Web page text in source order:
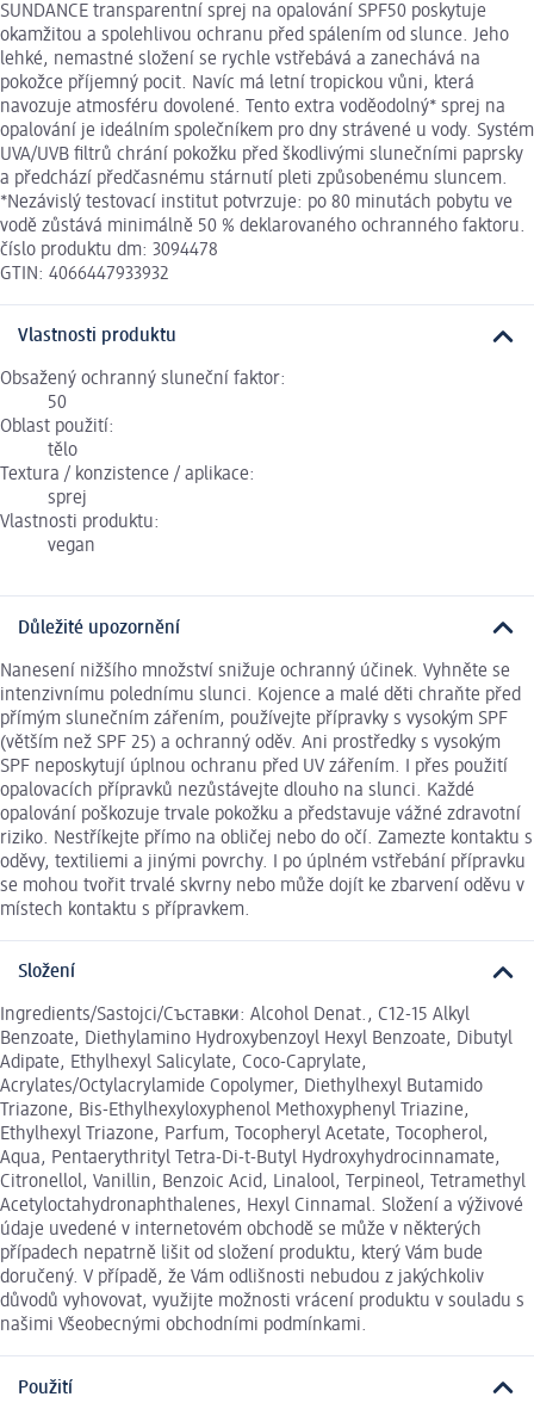
SUNDANCE transparentní sprej na opalování SPF50 poskytuje
okamžitou a spolehlivou ochranu před spálením od slunce. Jeho
lehké, nemastné složení se rychle vstřebává a zanechává na
pokožce příjemný pocit. Navíc má letní tropickou vůni, která
navozuje atmosféru dovolené. Tento extra voděodolný* sprej na
opalování je ideálním společníkem pro dny strávené u vody. Systém
UVA/UVB filtrů chrání pokožku před škodlivými slunečními paprsky
a předchází předčasnému stárnutí pleti způsobenému sluncem.
*Nezávislý testovací institut potvrzuje: po 80 minutách pobytu ve
vodě zůstává minimálně 50 % deklarovaného ochranného faktoru.
číslo produktu dm: 3094478
GTIN: 4066447933932
Vlastnosti produktu
Obsažený ochranný sluneční faktor:
50
Oblast použití:
tělo
Textura / konzistence / aplikace:
sprej
Vlastnosti produktu:
vegan
Důležité upozornění
Nanesení nižšího množství snižuje ochranný účinek. Vyhněte se
intenzivnímu polednímu slunci. Kojence a malé děti chraňte před
přímým slunečním zářením, používejte přípravky s vysokým SPF
(větším než SPF 25) a ochranný oděv. Ani prostředky s vysokým
SPF neposkytují úplnou ochranu před UV zářením. I přes použití
opalovacích přípravků nezůstávejte dlouho na slunci. Každé
opalování poškozuje trvale pokožku a představuje vážné zdravotní
riziko. Nestříkejte přímo na obličej nebo do očí. Zamezte kontaktu s
oděvy, textiliemi a jinými povrchy. I po úplném vstřebání přípravku
se mohou tvořit trvalé skvrny nebo může dojít ke zbarvení oděvu v
místech kontaktu s přípravkem.
Složení
Ingredients/Sastojci/Cъставки: Alcohol Denat., C12-15 Alkyl
Benzoate, Diethylamino Hydroxybenzoyl Hexyl Benzoate, Dibutyl
Adipate, Ethylhexyl Salicylate, Coco-Caprylate,
Acrylates/Octylacrylamide Copolymer, Diethylhexyl Butamido
Triazone, Bis-Ethylhexyloxyphenol Methoxyphenyl Triazine,
Ethylhexyl Triazone, Parfum, Tocopheryl Acetate, Tocopherol,
Aqua, Pentaerythrityl Tetra-Di-t-Butyl Hydroxyhydrocinnamate,
Citronellol, Vanillin, Benzoic Acid, Linalool, Terpineol, Tetramethyl
Acetyloctahydronaphthalenes, Hexyl Cinnamal. Složení a výživové
údaje uvedené v internetovém obchodě se může v některých
případech nepatrně lišit od složení produktu, který Vám bude
doručený. V případě, že Vám odlišnosti nebudou z jakýchkoliv
důvodů vyhovovat, využijte možnosti vrácení produktu v souladu s
našimi Všeobecnými obchodními podmínkami.
Použití